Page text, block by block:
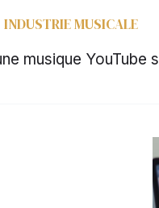
INDUSTRIE MUSICALE
musique YouTube